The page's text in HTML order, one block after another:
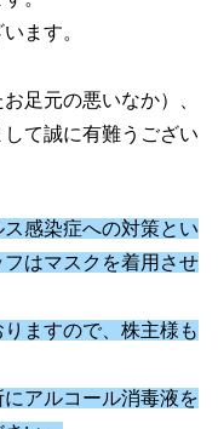
ます。
足元の悪いなか）、
て誠に有難うござい
感染症への対策とい
はマスクを着用させ
ますので、株主様も
アルコール消毒液を